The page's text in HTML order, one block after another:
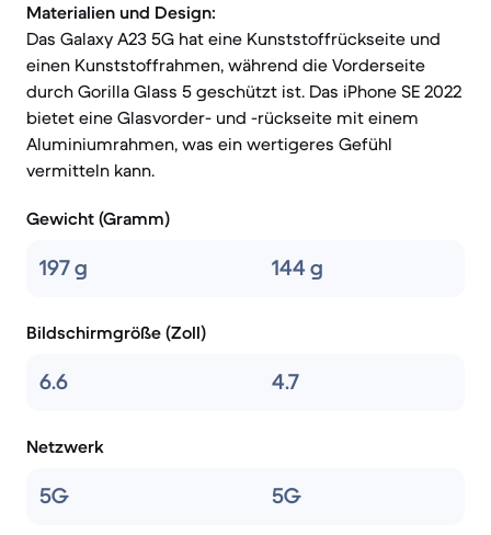
Materialien und Design:
Das Galaxy A23 5G hat eine Kunststoffrückseite und
einen Kunststoffrahmen, während die Vorderseite
durch Gorilla Glass 5 geschützt ist. Das iPhone SE 2022
bietet eine Glasvorder- und -rückseite mit einem
Aluminiumrahmen, was ein wertigeres Gefühl
vermitteln kann.
Gewicht (Gramm)
197 g 144 g
Bildschirmgröße (Zoll)
6.6 4.7
Netzwerk
5G 5G